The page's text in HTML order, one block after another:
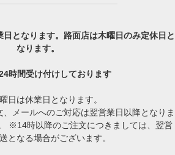
となります。路面店は木曜日のみ定休日と
なります。
時間受け付けしております
日は休業日となります。
メールへのご対応は翌営業日以降となりま
※14時以降のご注文につきましては、翌営
となる場合がございます。